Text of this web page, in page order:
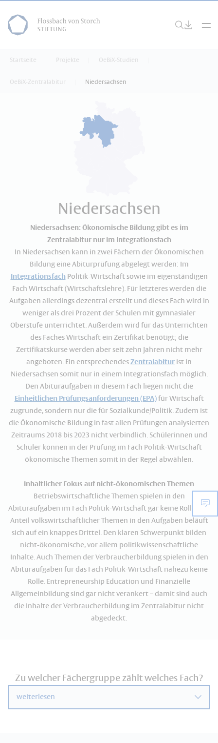
Startseite Projekte OeBiX-Studien
OeBiX-Zentralabitur Niedersachsen
Niedersachsen
Niedersachsen: Ökonomische Bildung gibt es im
Zentralabitur nur im Integrationsfach
In Niedersachsen kann in zwei Fächern der Ökonomischen
Bildung eine Abiturprüfung abgelegt werden: Im
Integrationsfach Politik-Wirtschaft sowie im eigenständigen
Fach Wirtschaft (Wirtschaftslehre). Für letzteres werden die
Aufgaben allerdings dezentral erstellt und dieses Fach wird in
weniger als drei Prozent der Schulen mit gymnasialer
Oberstufe unterrichtet. Außerdem wird für das Unterrichten
des Faches Wirtschaft ein Zertifikat benötigt; die
Zertifikatskurse werden aber seit zehn Jahren nicht mehr
angeboten. Ein entsprechendesZentralabitur ist in
Niedersachsen somit nur in einem Integrationsfach möglich.
Den Abituraufgaben in diesem Fach liegen nicht die
Einheitlichen Prüfungsanforderungen (EPA)für Wirtschaft
zugrunde, sondern nur die für Sozialkunde/Politik. Zudem ist
die Ökonomische Bildung in fast allen Prüfungen analysierten
Zeitraums 2018 bis 2023 nicht verbindlich. Schülerinnen und
Schüler können in der Prüfung im Fach Politik-Wirtschaft
ökonomische Themen somit in der Regel abwählen.
Inhaltlicher Fokus auf nicht-ökonomischen Themen
Betriebswirtschaftliche Themen spielen in den
Abituraufgaben im Fach Politik-Wirtschaft gar keine Rolle. Der
Anteil volkswirtschaftlicher Themen in den Aufgaben beläuft
sich auf ein knappes Drittel. Den klaren Schwerpunkt bilden
nicht-ökonomische, vor allem politikwissenschaftliche
Inhalte. Auch Themen der Verbraucherbildung spielen in den
Abituraufgaben für das Fach Politik-Wirtschaft nahezu keine
Rolle. Entrepreneurship Education und Finanzielle
Allgemeinbildung sind gar nicht verankert – damit sind auch
die Inhalte der Verbraucherbildung im Zentralabitur nicht
abgedeckt.
Zu welcher Fächergruppe zählt welches Fach?
weiterlesen